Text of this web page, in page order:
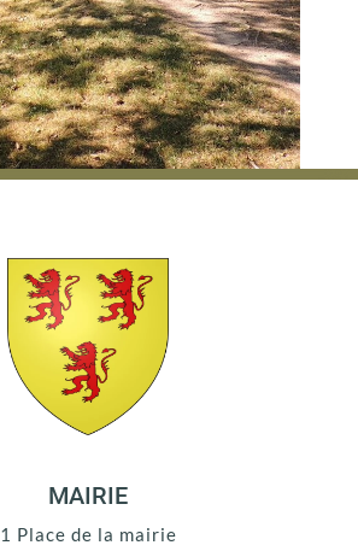
MAIRIE
1 Place de la mairie